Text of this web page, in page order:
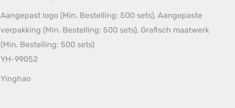
Aangepast logo (Min. Bestelling: 500 sets), Aangepaste
verpakking (Min. Bestelling: 500 sets), Grafisch maatwerk
(Min. Bestelling: 500 sets)
YH-99052
Yinghao